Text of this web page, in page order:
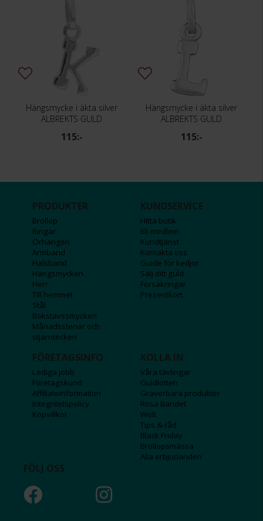
Hängsmycke i äkta silver
ALBREKTS GULD
115:-
Hängsmycke i äkta silver
ALBREKTS GULD
115:-
PRODUKTER
Bröllop
Ringar
Örhängen
Armband
Halsband
Hängsmycken
Herr
Till hemmet
Stål
Bokstavssmycken
Månadsstenar och
stjärntecken
KUNDSERVICE
Hitta butik
Bli medlem
Kundtjänst
Kontakta oss
Guide för kedjor
Sälj ditt guld
Försäkringar
Presentkort
FÖRETAGSINFO
Lediga jobb
Företagskund
Affiliateinformation
Integritetspolicy
Köpvillkor
KOLLA IN
Våra tävlingar
Guldlotten
Graverbara produkter
Rosa Bandet
Wolt
Tips & råd
Black Friday
Bröllopsmässa
Alla erbjudanden
FÖLJ OSS